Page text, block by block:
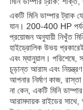
একটি মিনি ডাম্পার ট্রাক
যান। 200-400 HP
প্রয়োজন অনুযায়ী নিখুঁত
হাইড্রোলিক উভয় প্রকারেই
এবং ম্যানুয়াল।
চূড়ান্ত আরাম এবং
আপনার নির্মাণ কাজ,
না কেন, একটি মিনি
আরামদায়ক রাইডের সাথে,